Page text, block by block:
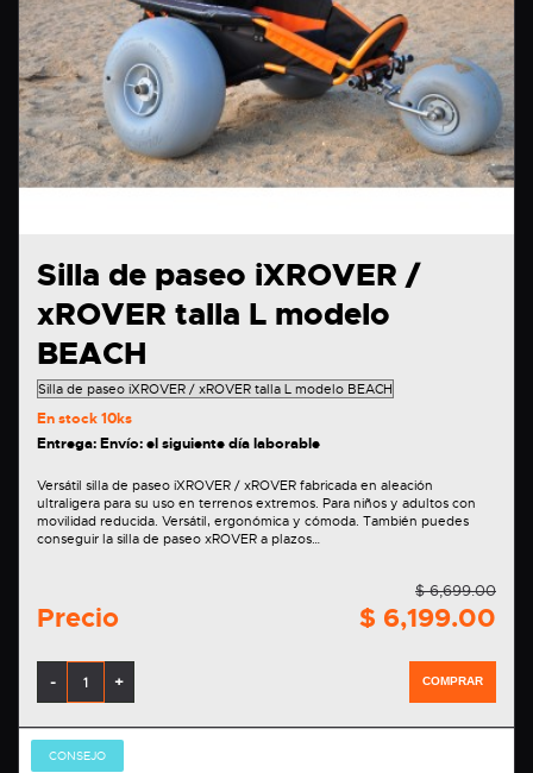
Silla de paseo iXROVER /
xROVER talla L modelo
BEACH
En stock10ks
Entrega: Envío: el siguiente día laborable
Versátil silla de paseo iXROVER / xROVER fabricada en aleación
ultraligera para su uso en terrenos extremos. Para niños y adultos con
movilidad reducida. Versátil, ergonómica y cómoda. También puedes
conseguir la silla de paseo xROVER a plazos…
Precio
$ 6,699.00
$ 6,199.00
- + COMPRAR
CONSEJO